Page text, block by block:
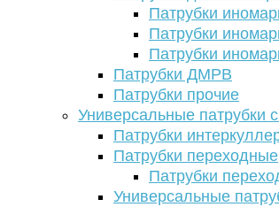
Патрубки
Патрубки
Патрубки
Патрубки ДМРВ
Патрубки прочие
Универсальные патрубки
Патрубки
Патрубки переходные
Патрубки
Универсальные